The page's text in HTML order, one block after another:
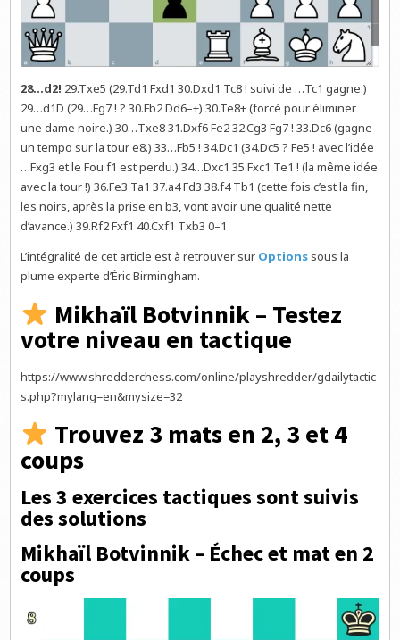
28…d2! 29.Txe5 (29.Td1 Fxd1 30.Dxd1 Tc8 ! suivi de …Tc1 gagne.)
29…d1D (29…Fg7 ! ? 30.Fb2 Dd6–+) 30.Te8+ (forcé pour éliminer
une dame noire.) 30…Txe8 31.Dxf6 Fe2 32.Cg3 Fg7 ! 33.Dc6 (gagne
un tempo sur la tour e8.) 33…Fb5 ! 34.Dc1 (34.Dc5 ? Fe5 ! avec l’idée
…Fxg3 et le Fou f1 est perdu.) 34…Dxc1 35.Fxc1 Te1 ! (la même idée
avec la tour !) 36.Fe3 Ta1 37.a4 Fd3 38.f4 Tb1 (cette fois c’est la fin,
les noirs, après la prise en b3, vont avoir une qualité nette
d’avance.) 39.Rf2 Fxf1 40.Cxf1 Txb3 0–1
L’intégralité de cet article est à retrouver sur Options sous la
plume experte d’Éric Birmingham.
Mikhaïl Botvinnik – Testez
votre niveau en tactique
https://www.shredderchess.com/online/playshredder/gdailytactic
s.php?mylang=en&mysize=32
Trouvez 3 mats en 2, 3 et 4
coups
Les 3 exercices tactiques sont suivis
des solutions
Mikhaïl Botvinnik – Échec et mat en 2
coups